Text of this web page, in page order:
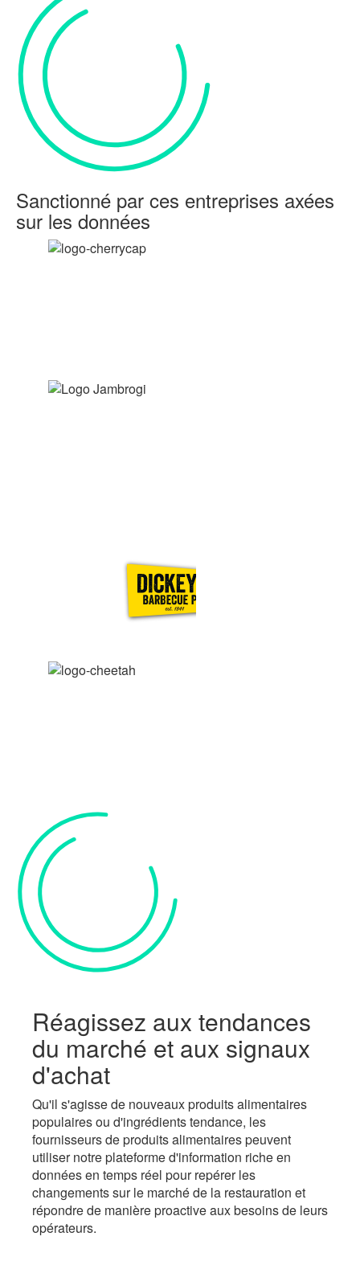
Sanctionné par ces entreprises axées
sur les données
Réagissez aux tendances
du marché et aux signaux
d'achat
Qu'il s'agisse de nouveaux produits alimentaires
populaires ou d'ingrédients tendance, les
fournisseurs de produits alimentaires peuvent
utiliser notre plateforme d'information riche en
données en temps réel pour repérer les
changements sur le marché de la restauration et
répondre de manière proactive aux besoins de leurs
opérateurs.